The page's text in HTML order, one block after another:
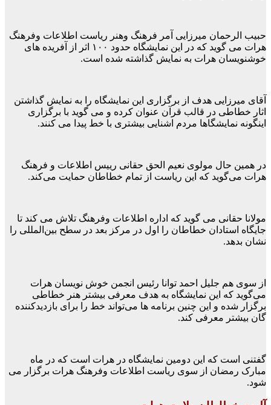
حبیب الرحمان میرزایی آمر فرهنگ وهنر ریاست اطلاعات وفرهنگ
هرات می گوید که در این نمایشگاه حدود ۱۰۰ اثر از آفریده های
خوشنویسان هرات به نمایش گذاشته شده است.
آقای میرزایی هدف از برگزاری این نمایشگاه را به نمایش گذاشتن
اثار خطاطی در قالب قرآن عنوان کرده و می گوید با برگزاری
اینگونه نمایشگاها مردم اشنایی بیشتری با خط پیدا می کنند.
در همین حال مولوی نعیم الحق حقانی رییس اطلاعات و فرهنگ
هرات می‌گوید که این ریاست از تمام خطاطان حمایت می‌کند.
مولانا حقانی می گوید که اداره اطلاعات وفرهنگ تلاش می کند تا
جایگاه استادان خطاطان را اول در مرکز بعد در سطح بین‌المللی را
نشان بدهد.
از سوی هم جلیل احمد توانا رئیس انجمن خوش نویسان هرات
می‌گوید که این نمایشگاه به هدف معرفی بیشتر هنر خطاطی
برگزار شده و این چنین برنامه ها می‌تواند خط را برای بازدیدکننده
گان بیشتر معرفی کند.
گفتنی است که این دومین نمایشگاه در هرات است که در ماه
مبارک رمضان از سوی ریاست اطلاعات وفرهنگ هرات برگزار می
شود.